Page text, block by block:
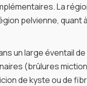
La
pelvienne,
un large éventail
(brûlures
de kyste ou de